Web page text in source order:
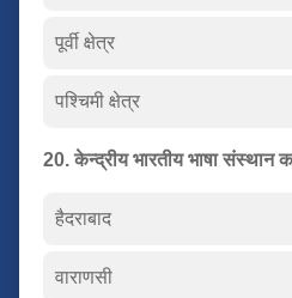
पूर्वी क्षेत्र
पश्चिमी क्षेत्र
20. केन्द्रीय भारतीय भाषा संस्थान
हैदराबाद
वाराणसी